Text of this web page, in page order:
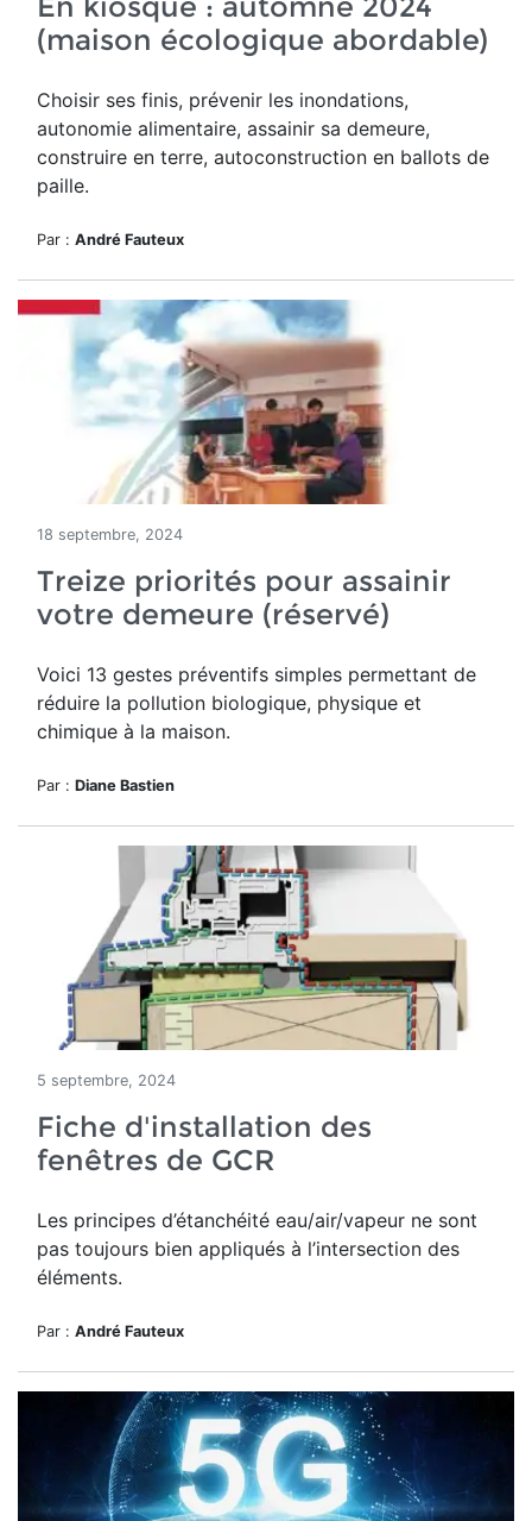
(maison écologique abordable)
Choisir ses finis, prévenir les inondations,
autonomie alimentaire, assainir sa demeure,
construire en terre, autoconstruction en ballots de
paille.
Par : André Fauteux
18 septembre, 2024
Treize priorités pour assainir
votre demeure (réservé)
Voici 13 gestes préventifs simples permettant de
réduire la pollution biologique, physique et
chimique à la maison.
Par : Diane Bastien
5 septembre, 2024
Fiche d'installation des
fenêtres de GCR
Les principes d’étanchéité eau/air/vapeur ne sont
pas toujours bien appliqués à l’intersection des
éléments.
Par : André Fauteux